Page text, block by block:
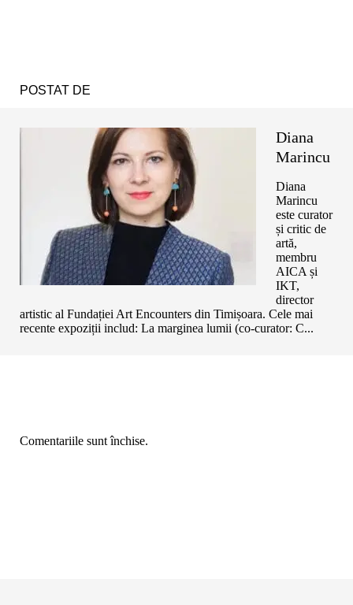
POSTAT DE
Diana
Marincu
Diana
Marincu
este curator
și critic de
artă,
membru
AICA și
IKT,
director
artistic al Fundației Art Encounters din Timișoara. Cele mai
recente expoziții includ: La marginea lumii (co-curator: C...
Comentariile sunt închise.